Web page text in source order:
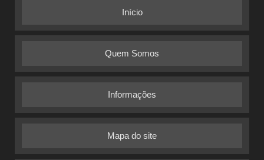
Início
Quem Somos
Informações
Mapa do site